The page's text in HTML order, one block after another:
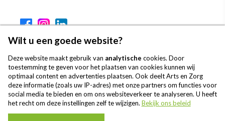
Voeternavigatie
Onze patiënten geven Arts en Zorg
gemiddeld een 8,2
Wilt u een goede website?
Deze website maakt gebruik van analytische cookies. Door
toestemming te geven voor het plaatsen van cookies kunnen wij
optimaal content en advertenties plaatsen. Ook deelt Arts en Zorg
deze informatie (zoals uw IP-adres) met onze partners om functies voor
social media te bieden en om ons websiteverkeer te analyseren. U heeft
het recht om deze instellingen zelf te wijzigen. Bekijk ons beleid